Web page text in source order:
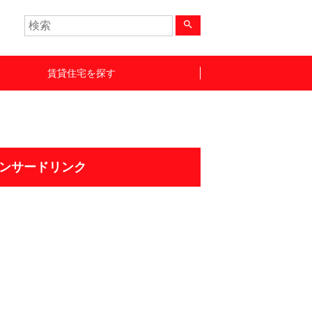
search
賃貸住宅を探す
サードリンク